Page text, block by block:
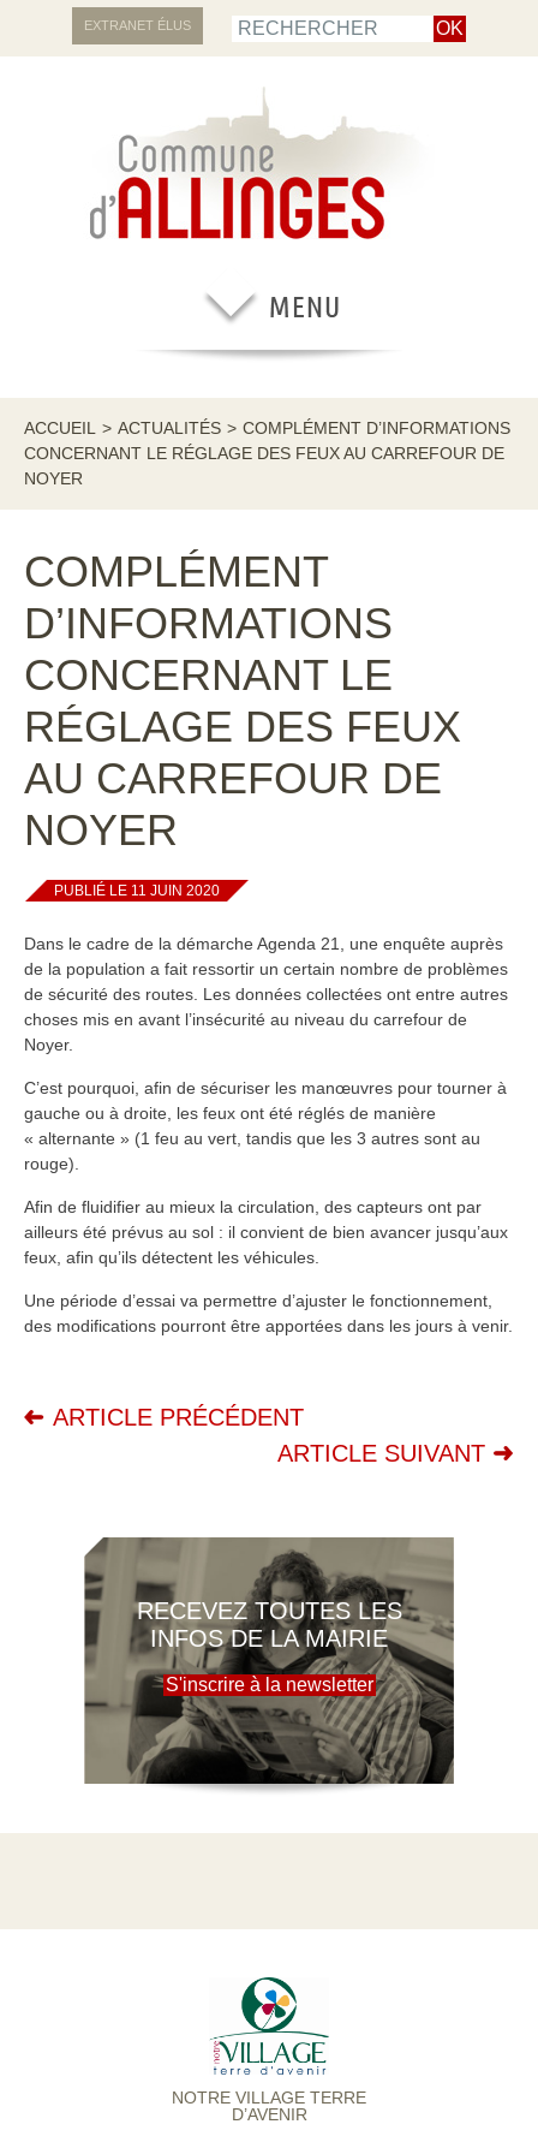
EXTRANET ÉLUS
ACCUEIL > ACTUALITÉS > COMPLÉMENT D’INFORMATIONS
CONCERNANT LE RÉGLAGE DES FEUX AU CARREFOUR DE
NOYER
COMPLÉMENT
D’INFORMATIONS
CONCERNANT LE
RÉGLAGE DES FEUX
AU CARREFOUR DE
NOYER
PUBLIÉ LE 11 JUIN 2020
Dans le cadre de la démarche Agenda 21, une enquête auprès
de la population a fait ressortir un certain nombre de problèmes
de sécurité des routes. Les données collectées ont entre autres
choses mis en avant l’insécurité au niveau du carrefour de
Noyer.
C’est pourquoi, afin de sécuriser les manœuvres pour tourner à
gauche ou à droite, les feux ont été réglés de manière
« alternante » (1 feu au vert, tandis que les 3 autres sont au
rouge).
Afin de fluidifier au mieux la circulation, des capteurs ont par
ailleurs été prévus au sol : il convient de bien avancer jusqu’aux
feux, afin qu’ils détectent les véhicules.
Une période d’essai va permettre d’ajuster le fonctionnement,
des modifications pourront être apportées dans les jours à venir.
ARTICLE PRÉCÉDENT
ARTICLE SUIVANT
RECEVEZ TOUTES LES
INFOS DE LA MAIRIE
S'inscrire à la newsletter
NOTRE VILLAGE TERRE
D’AVENIR